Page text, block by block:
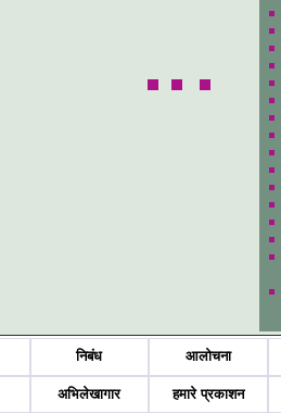
निबंध आलोचना
अभिलेखागार हमारे प्रकाशन